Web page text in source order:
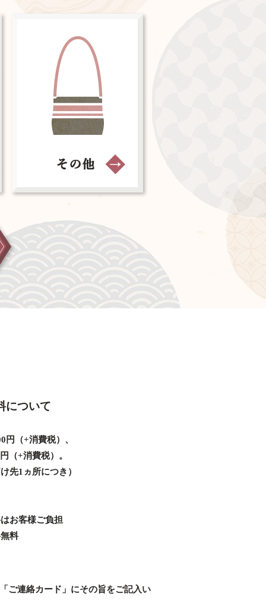
について
円（+消費税）、
（+消費税）。
先1ヵ所につき）
お客様ご負担
料
ご連絡カード」にその旨をご記入い